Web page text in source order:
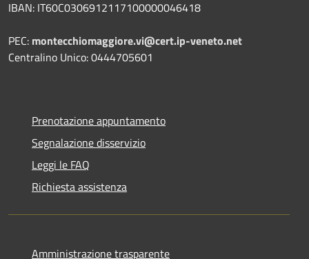
IBAN: IT60C0306912117100000046418
PEC: montecchiomaggiore.vi@cert.ip-veneto.net
Centralino Unico: 0444705601
Prenotazione appuntamento
Segnalazione disservizio
Leggi le FAQ
Richiesta assistenza
Amministrazione trasparente